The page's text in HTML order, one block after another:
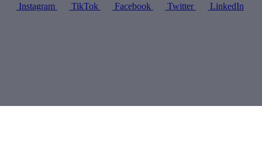
Instagram
TikTok Facebook Twitter LinkedIn